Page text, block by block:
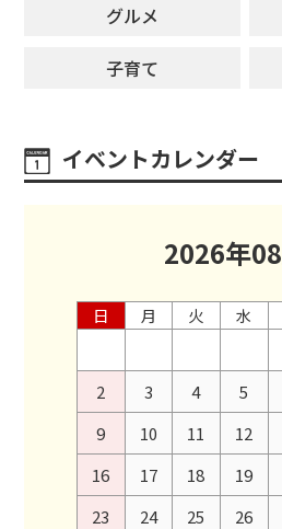
グルメ
子育て
イベントカレンダー
2026年08
日 月 火 水
2
3 4 5
9
10 11 12
16
17 18 19
23
24 25 26